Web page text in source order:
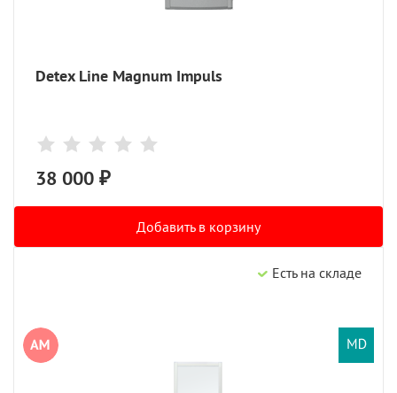
Detex Line Magnum Impuls
38 000 ₽
Добавить в корзину
Есть на складе